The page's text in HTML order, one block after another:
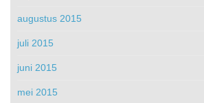
augustus 2015
juli 2015
juni 2015
mei 2015